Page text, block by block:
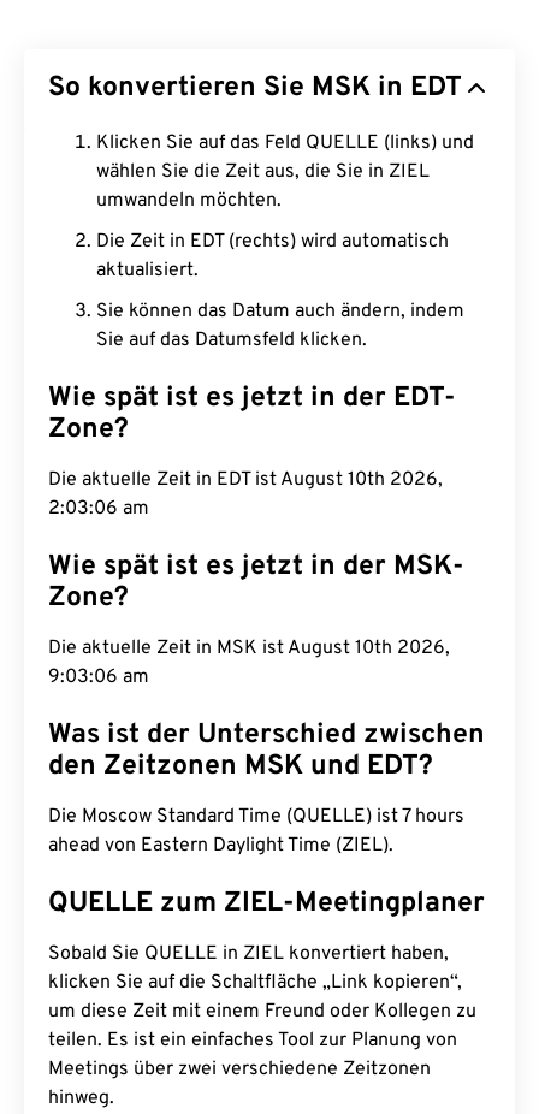
So konvertieren Sie MSK in EDT
Klicken Sie auf das Feld QUELLE (links) und
wählen Sie die Zeit aus, die Sie in ZIEL
umwandeln möchten.
Die Zeit in EDT (rechts) wird automatisch
aktualisiert.
Sie können das Datum auch ändern, indem
Sie auf das Datumsfeld klicken.
Wie spät ist es jetzt in der EDT-
Zone?
Die aktuelle Zeit in EDT ist August 10th 2026,
2:03:07 am
Wie spät ist es jetzt in der MSK-
Zone?
Die aktuelle Zeit in MSK ist August 10th 2026,
9:03:07 am
Was ist der Unterschied zwischen
den Zeitzonen MSK und EDT?
Die Moscow Standard Time (QUELLE) ist 7 hours
ahead von Eastern Daylight Time (ZIEL).
QUELLE zum ZIEL-Meetingplaner
Sobald Sie QUELLE in ZIEL konvertiert haben,
klicken Sie auf die Schaltfläche „Link kopieren“,
um diese Zeit mit einem Freund oder Kollegen zu
teilen. Es ist ein einfaches Tool zur Planung von
Meetings über zwei verschiedene Zeitzonen
hinweg.